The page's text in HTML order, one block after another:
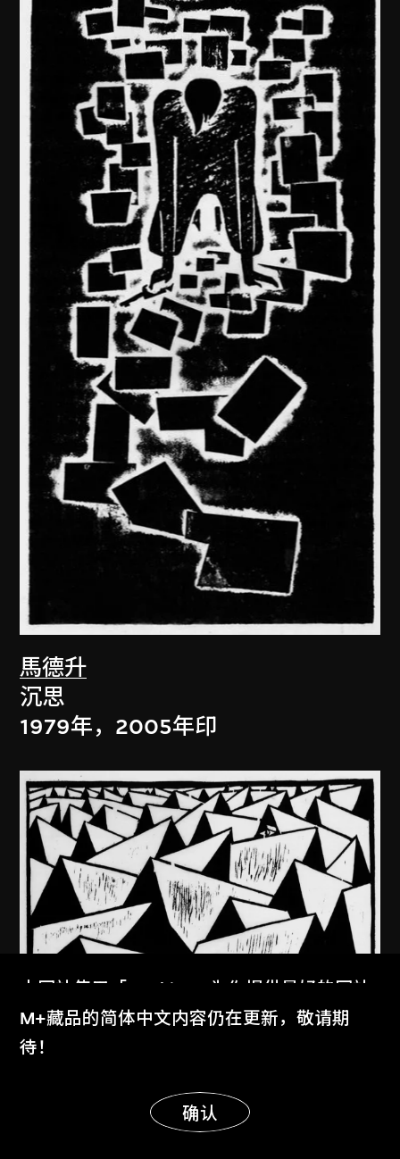
馬德升
沉思
1979年，2005年印
本网站使用「Cookies」为你提供最好的网站
体验。
了解更多
明白
M+藏品的简体中文内容仍在更新，敬请期
待！
确认
显示更多